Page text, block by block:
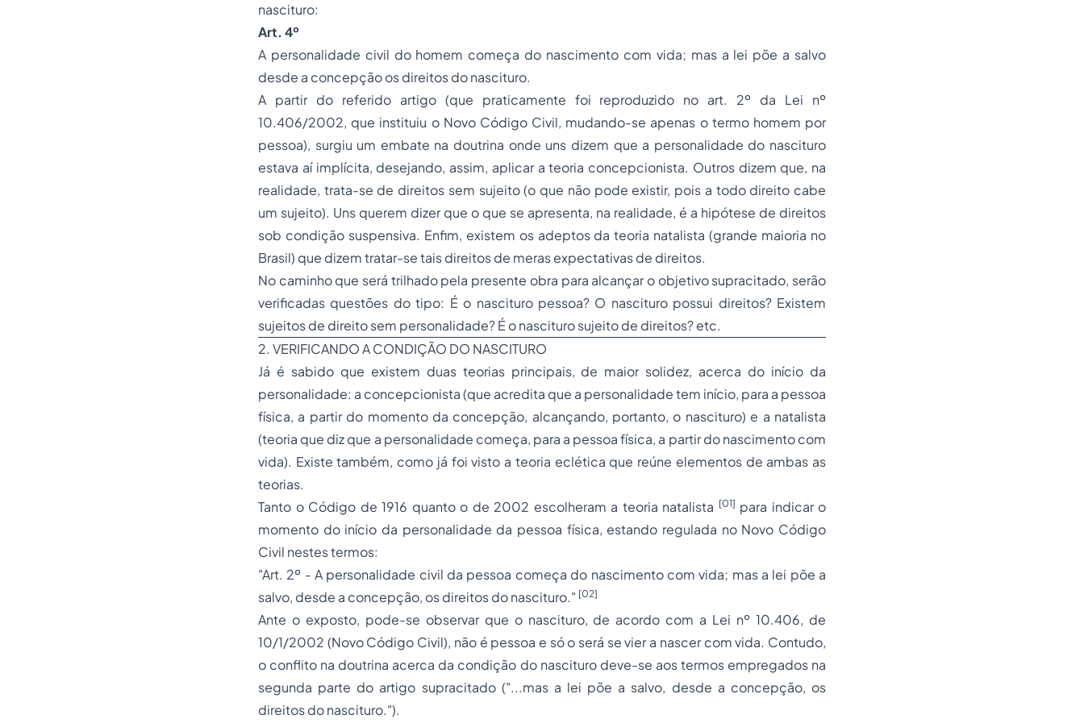
nascituro:
Art. 4º
A personalidade civil do homem começa do nascimento com vida; mas a lei põe a salvo
desde a concepção os direitos do nascituro.
A partir do referido artigo (que praticamente foi reproduzido no art. 2º da Lei nº
10.406/2002, que instituiu o Novo Código Civil, mudando-se apenas o termo homem por
pessoa), surgiu um embate na doutrina onde uns dizem que a personalidade do nascituro
estava aí implícita, desejando, assim, aplicar a teoria concepcionista. Outros dizem que, na
realidade, trata-se de direitos sem sujeito (o que não pode existir, pois a todo direito cabe
um sujeito). Uns querem dizer que o que se apresenta, na realidade, é a hipótese de direitos
sob condição suspensiva. Enfim, existem os adeptos da teoria natalista (grande maioria no
Brasil) que dizem tratar-se tais direitos de meras expectativas de direitos.
No caminho que será trilhado pela presente obra para alcançar o objetivo supracitado, serão
verificadas questões do tipo: É o nascituro pessoa? O nascituro possui direitos? Existem
sujeitos de direito sem personalidade? É o nascituro sujeito de direitos? etc.
2. VERIFICANDO A CONDIÇÃO DO NASCITURO
Já é sabido que existem duas teorias principais, de maior solidez, acerca do início da
personalidade: a concepcionista (que acredita que a personalidade tem início, para a pessoa
física, a partir do momento da concepção, alcançando, portanto, o nascituro) e a natalista
(teoria que diz que a personalidade começa, para a pessoa física, a partir do nascimento com
vida). Existe também, como já foi visto a teoria eclética que reúne elementos de ambas as
teorias.
Tanto o Código de 1916 quanto o de 2002 escolheram a teoria natalista [01] para indicar o
momento do início da personalidade da pessoa física, estando regulada no Novo Código
Civil nestes termos:
"Art. 2º - A personalidade civil da pessoa começa do nascimento com vida; mas a lei põe a
salvo, desde a concepção, os direitos do nascituro." [02]
Ante o exposto, pode-se observar que o nascituro, de acordo com a Lei nº 10.406, de
10/1/2002 (Novo Código Civil), não é pessoa e só o será se vier a nascer com vida. Contudo,
o conflito na doutrina acerca da condição do nascituro deve-se aos termos empregados na
segunda parte do artigo supracitado ("...mas a lei põe a salvo, desde a concepção, os
direitos do nascituro.").